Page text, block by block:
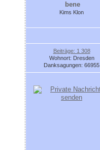
bene
Kims Klon
Beiträge: 1 308
Wohnort: Dresden
Danksagungen: 66955